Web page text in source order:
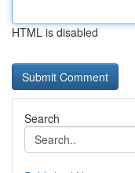
HTML is disabled
Search